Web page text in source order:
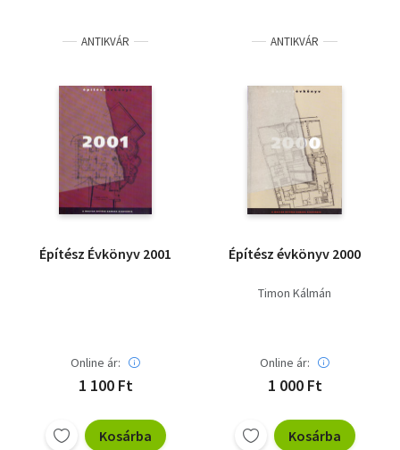
ANTIKVÁR
Építész Évkönyv 2001
Online ár:
1 100 Ft
Kosárba
ANTIKVÁR
Építész évkönyv 2000
Timon Kálmán
Online ár:
1 000 Ft
Kosárba